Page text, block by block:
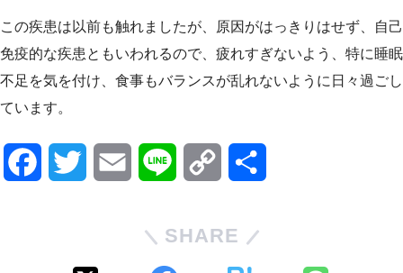
この疾患は以前も触れましたが、原因がはっきりはせず、自己
免疫的な疾患ともいわれるので、疲れすぎないよう、特に睡眠
不足を気を付け、食事もバランスが乱れないように日々過ごし
ています。
n p
SHARE